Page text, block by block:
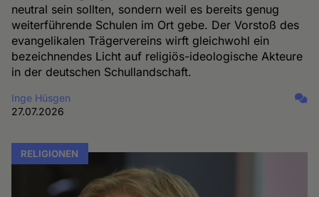
neutral sein sollten, sondern weil es bereits genug
weiterführende Schulen im Ort gebe. Der Vorstoß des
evangelikalen Trägervereins wirft gleichwohl ein
bezeichnendes Licht auf religiös-ideologische Akteure
in der deutschen Schullandschaft.
Inge Hüsgen
27.07.2026
RELIGIONEN